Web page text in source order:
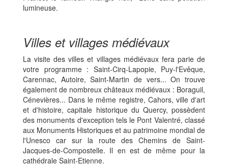
lumineuse.
Villes et villages médiévaux
La visite des villes et villages médiévaux fera parie de
votre programme : Saint-Cirq-Lapopie, Puy-l'Evêque,
Carennac, Autoire, Saint-Martin de vers... On trouve
également de nombreux châteaux médiévaux : Boraguil,
Cénevières... Dans le même registre, Cahors, ville d'art
et d'histoire, capitale historique du Quercy, possèdent
des monuments d'exception tels le Pont Valentré, classé
aux Monuments Historiques et au patrimoine mondial de
l'Unesco car sur la route des Chemins de Saint-
Jacques-de-Compostelle. Il en est de même pour la
cathédrale Saint-Etienne.